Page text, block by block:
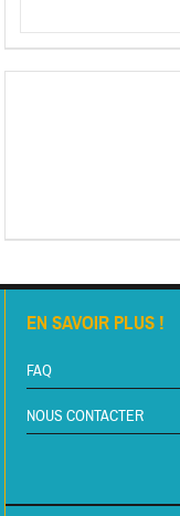
EN SAVOIR PLUS !
FAQ
NOUS CONTACTER